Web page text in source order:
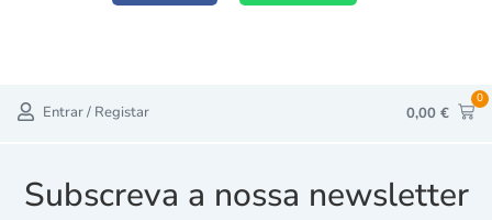
Entrar / Registar 0,00 €
0
Subscreva a nossa newsletter